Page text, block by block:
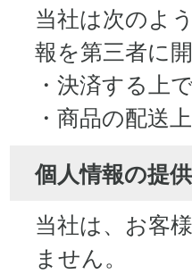
当社は次のよ
報を第三者に
・決済する上
・商品の配送
個人情報の提供
当社は、お客
ません。